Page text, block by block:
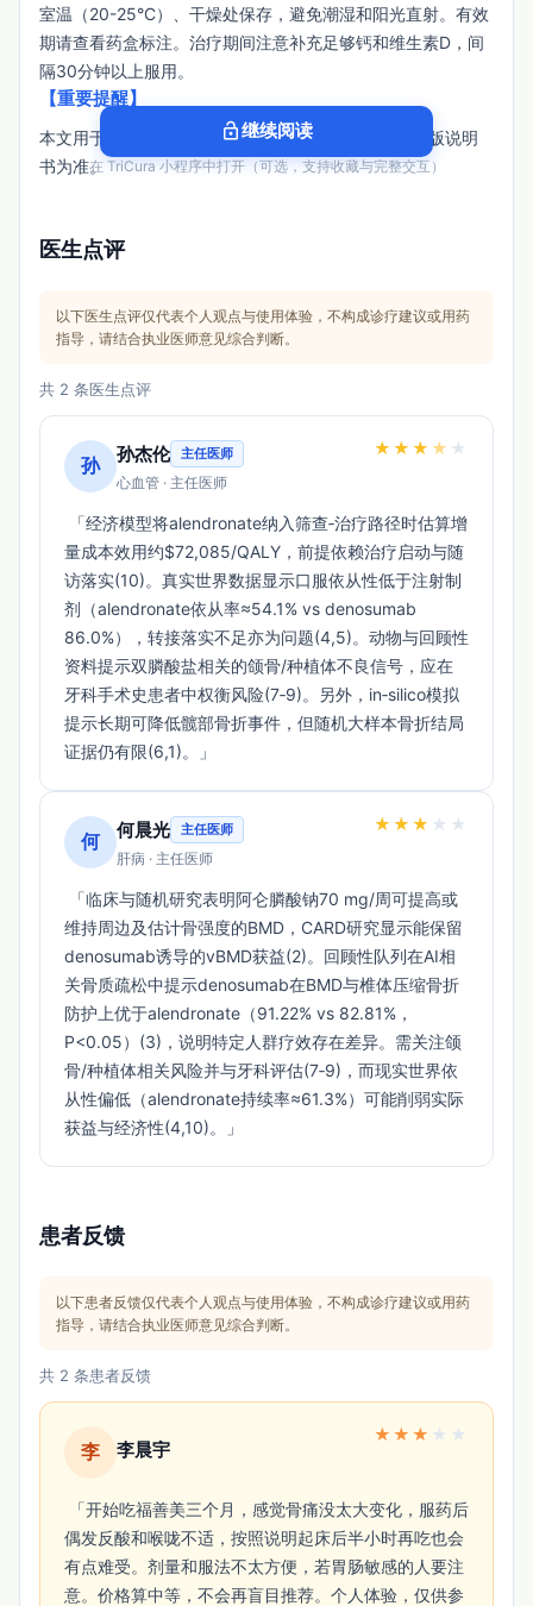
室温（20-25°C）、干燥处保存，避免潮湿和阳光直射。有效
期请查看药盒标注。治疗期间注意补充足够钙和维生素D，间
隔30分钟以上服用。
【重要提醒】
本文用于患者检索参考，具体用药以医生/药师和最新版说明
书为准。
lock_open继续阅读
在 TriCura 小程序中打开（可选，支持收藏与完整交互）
医生点评
以下医生点评仅代表个人观点与使用体验，不构成诊疗建议或用药
指导，请结合执业医师意见综合判断。
共 2 条医生点评
孙 孙杰伦 主任医师
心血管 · 主任医师
★ ★ ★ ★ ★
量成本效用约$72,085/QALY，前提依赖治疗启动与随
访落实(10)。真实世界数据显示口服依从性低于注射制
剂（alendronate依从率≈54.1% vs denosumab
86.0%），转接落实不足亦为问题(4,5)。动物与回顾性
资料提示双膦酸盐相关的颌骨/种植体不良信号，应在
牙科手术史患者中权衡风险(7‑9)。另外，in‑silico模拟
提示长期可降低髋部骨折事件，但随机大样本骨折结局
证据仍有限(6,1)。」
何 何晨光 主任医师
肝病 · 主任医师
★ ★ ★ ★ ★
维持周边及估计骨强度的BMD，CARD研究显示能保留
denosumab诱导的vBMD获益(2)。回顾性队列在AI相
关骨质疏松中提示denosumab在BMD与椎体压缩骨折
防护上优于alendronate（91.22% vs 82.81%，
P<0.05）(3)，说明特定人群疗效存在差异。需关注颌
骨/种植体相关风险并与牙科评估(7‑9)，而现实世界依
从性偏低（alendronate持续率≈61.3%）可能削弱实际
获益与经济性(4,10)。」
患者反馈
以下患者反馈仅代表个人观点与使用体验，不构成诊疗建议或用药
指导，请结合执业医师意见综合判断。
共 2 条患者反馈
李 李晨宇
★ ★ ★ ★ ★
偶发反酸和喉咙不适，按照说明起床后半小时再吃也会
有点难受。剂量和服法不太方便，若胃肠敏感的人要注
意。价格算中等，不会再盲目推荐。个人体验，仅供参